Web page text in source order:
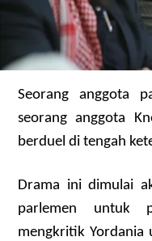
Seorang anggota
seorang anggota
berduel di tengah
Drama ini dimulai
parlemen untuk
mengkritik Yordania